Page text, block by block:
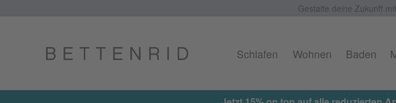
Gestalte deine Zukunft
Schlafen Wohnen Baden